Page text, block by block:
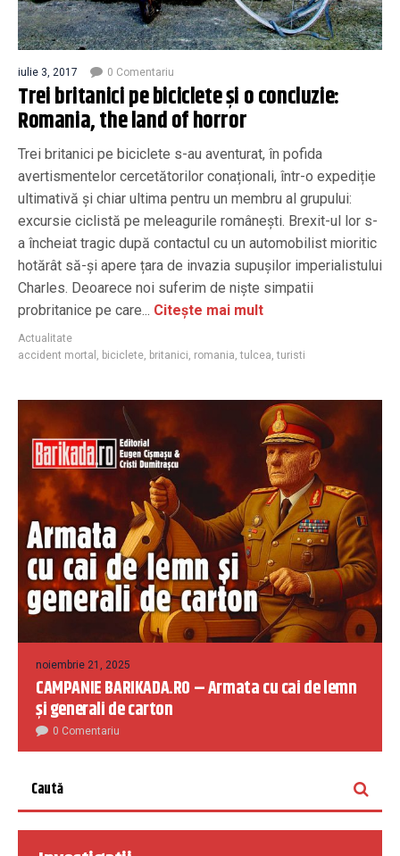
iulie 3, 2017 0 Comentariu
Trei britanici pe biciclete și o concluzie:
Romania, the land of horror
Trei britanici pe biciclete s-au aventurat, în pofida
avertismentelor cercetătorilor conaționali, într-o expediție
ultimativă și chiar ultima pentru un membru al grupului:
excursie ciclistă pe meleagurile românești. Brexit-ul lor s-
a încheiat tragic după contactul cu un automobilist mioritic
hotărât să-și apere țara de invazia supușilor imperialistului
Charles. Deoarece noi suferim de niște simpatii
probritanice pe care... Citește mai mult
Actualitate
accident mortal
biciclete britanici romania ,tulcea ,turisti
noiembrie 21, 2025
CAMPANIE BARIKADA.RO – Armata cu cai de lemn
și generali de carton
0 Comentariu